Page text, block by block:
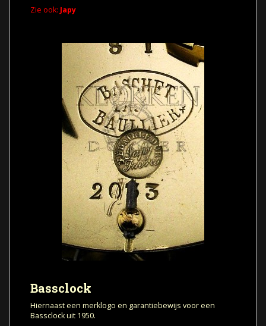
Zie ook: Japy
Bassclock
Hiernaast een merklogo en garantiebewijs voor een
Bassclock uit 1950.